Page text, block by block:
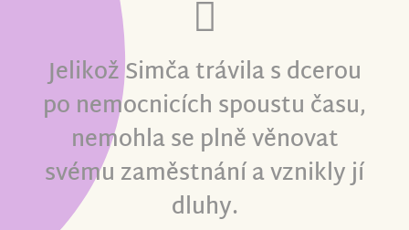
Jelikož Simča trávila s dcerou
po nemocnicích spoustu času,
nemohla se plně věnovat
svému zaměstnání a vznikly jí
dluhy.